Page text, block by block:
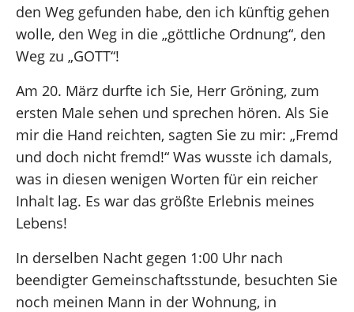
den Weg gefunden habe, den ich künftig gehen
wolle, den Weg in die „göttliche Ordnung“, den
Weg zu „GOTT“!
Am 20. März durfte ich Sie, Herr Gröning, zum
ersten Male sehen und sprechen hören. Als Sie
mir die Hand reichten, sagten Sie zu mir: „Fremd
und doch nicht fremd!“ Was wusste ich damals,
was in diesen wenigen Worten für ein reicher
Inhalt lag. Es war das größte Erlebnis meines
Lebens!
In derselben Nacht gegen 1:00 Uhr nach
beendigter Gemeinschaftsstunde, besuchten Sie
noch meinen Mann in der Wohnung, in